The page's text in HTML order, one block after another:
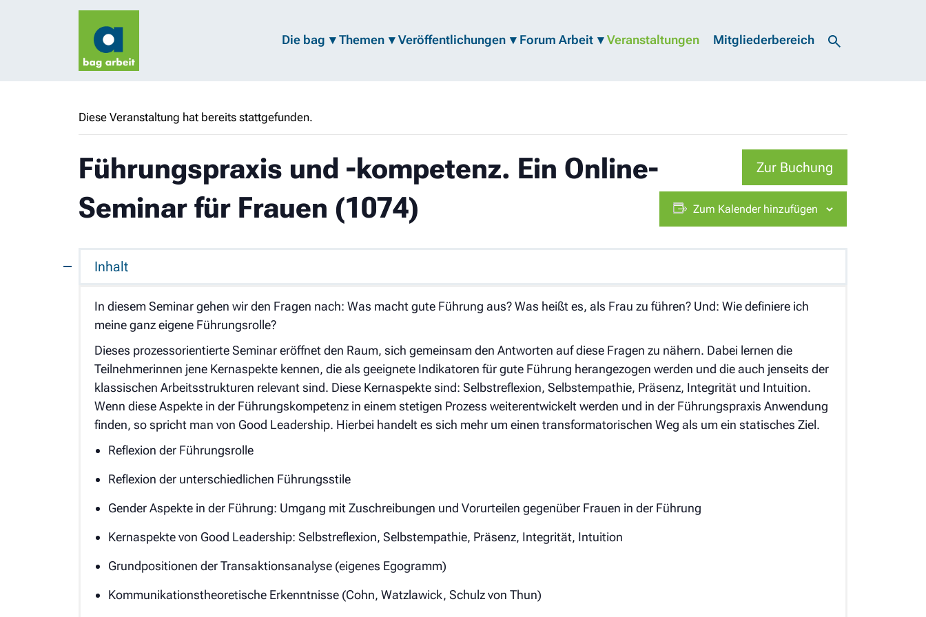
Die bag Themen Veröffentlichungen Forum Arbeit Veranstaltungen Mitgliederbereich
Diese Veranstaltung hat bereits stattgefunden.
Führungspraxis und -kompetenz. Ein Online-
Seminar für Frauen (1074)
Zur Buchung
Zum Kalender hinzufügen
Inhalt
In diesem Seminar gehen wir den Fragen nach: Was macht gute Führung aus? Was heißt es, als Frau zu führen? Und: Wie definiere ich
meine ganz eigene Führungsrolle?
Dieses prozessorientierte Seminar eröffnet den Raum, sich gemeinsam den Antworten auf diese Fragen zu nähern. Dabei lernen die
Teilnehmerinnen jene Kernaspekte kennen, die als geeignete Indikatoren für gute Führung herangezogen werden und die auch jenseits der
klassischen Arbeitsstrukturen relevant sind. Diese Kernaspekte sind: Selbstreflexion, Selbstempathie, Präsenz, Integrität und Intuition.
Wenn diese Aspekte in der Führungskompetenz in einem stetigen Prozess weiterentwickelt werden und in der Führungspraxis Anwendung
finden, so spricht man von Good Leadership. Hierbei handelt es sich mehr um einen transformatorischen Weg als um ein statisches Ziel.
Reflexion der Führungsrolle
Reflexion der unterschiedlichen Führungsstile
Gender Aspekte in der Führung: Umgang mit Zuschreibungen und Vorurteilen gegenüber Frauen in der Führung
Kernaspekte von Good Leadership: Selbstreflexion, Selbstempathie, Präsenz, Integrität, Intuition
Grundpositionen der Transaktionsanalyse (eigenes Egogramm)
Kommunikationstheoretische Erkenntnisse (Cohn, Watzlawick, Schulz von Thun)